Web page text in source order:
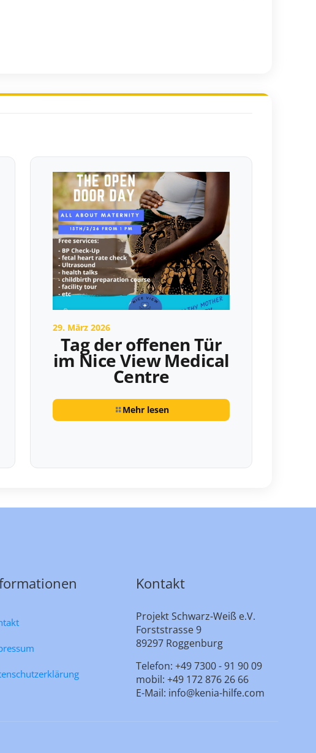
29. März 2026
Tag der offenen Tür
im Nice View Medical
Centre
Mehr lesen
Kontakt
Projekt Schwarz-Weiß e.V.
Forststrasse 9
89297 Roggenburg
Telefon: +49 7300 - 91 90 09
mobil: +49 172 876 26 66
E-Mail: info@kenia-hilfe.com